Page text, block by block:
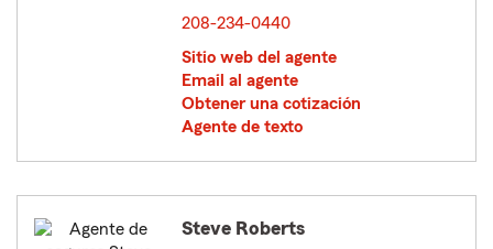
208-234-0440
Sitio web del agente
Email al agente
Obtener una cotización
Agente de texto
Steve Roberts